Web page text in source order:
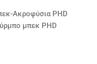
Ακροφύσια PHD
μπεκ PHD